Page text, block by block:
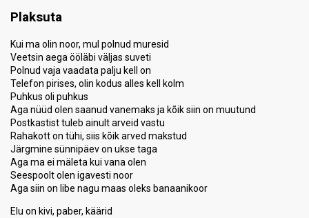
Plaksuta
Kui ma olin noor, mul polnud muresid
Veetsin aega ööläbi väljas suveti
Polnud vaja vaadata palju kell on
Telefon pirises, olin kodus alles kell kolm
Puhkus oli puhkus
Aga nüüd olen saanud vanemaks ja kõik siin on muutund
Postkastist tuleb ainult arveid vastu
Rahakott on tühi, siis kõik arved makstud
Järgmine sünnipäev on ukse taga
Aga ma ei mäleta kui vana olen
Seespoolt olen igavesti noor
Aga siin on libe nagu maas oleks banaanikoor
Elu on kivi, paber, käärid